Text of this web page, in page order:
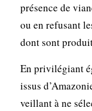
présence de
ou en refusant
dont sont
En privilégiant
issus
veillant à ne